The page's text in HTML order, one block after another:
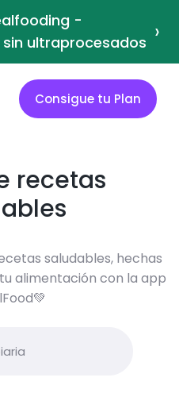
-
ultraprocesados ›
Consigue tu Plan
recetas
saludables, hechas
alimentación con la app